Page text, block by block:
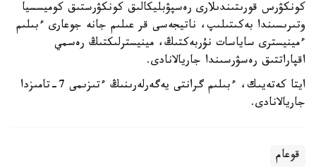
كونكۋرس قورىتىندىلارى رەسپۋبليكالىق كونكۋرستىق كوميسسيا
وتىرىسىندا بەكىتىلىپ، ناتيجەسى قر عىلىم جانە جوعارى ءبىلىم
ءمينيسترى ساياسات نۇربەكتىڭ، مينيسترلىكتىڭ رەسمي
اقپاراتتىق رەسۋرسىندا جاريالانادى.
ايتا كەتەيىك، ءبىلىم گرانتى يەگەرلەرىنىڭ ءتىزىمى 7-تامىزدا
جاريالانادى.
قوعام